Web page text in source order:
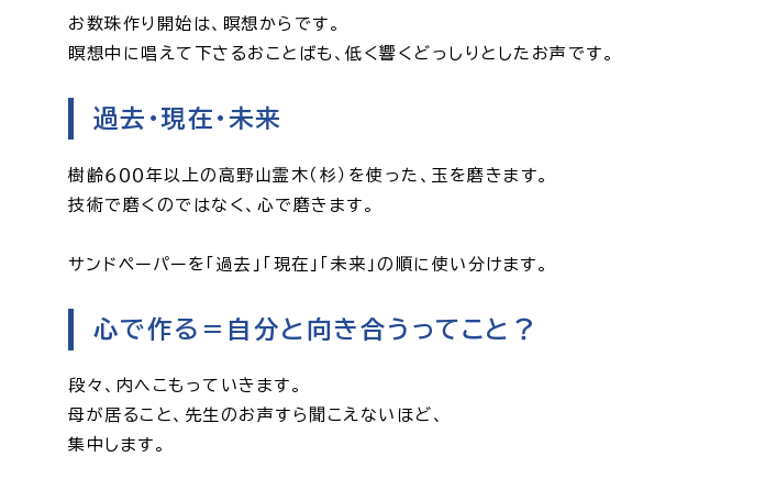
お数珠作り開始は、瞑想からです。
瞑想中に唱えて下さるおことばも、低く響くどっしりとしたお声です。
過去・現在・未来
樹齢６００年以上の高野山霊木（杉）を使った、玉を磨きます。
技術で磨くのではなく、心で磨きます。
サンドペーパーを「過去」「現在」「未来」の順に使い分けます。
心で作る＝自分と向き合うってこと？
段々、内へこもっていきます。
母が居ること、先生のお声すら聞こえないほど、
集中します。